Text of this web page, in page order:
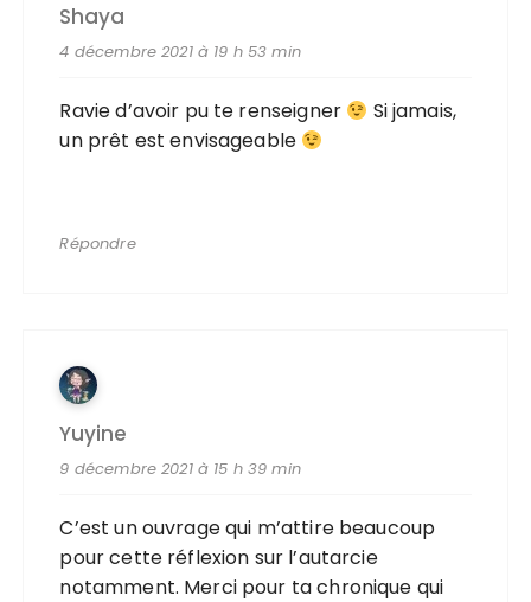
Shaya
4 décembre 2021 à 19 h 53 min
Ravie d’avoir pu te renseigner
Si jamais,
un prêt est envisageable
Répondre
Yuyine
9 décembre 2021 à 15 h 39 min
C’est un ouvrage qui m’attire beaucoup
pour cette réflexion sur l’autarcie
notamment. Merci pour ta chronique qui